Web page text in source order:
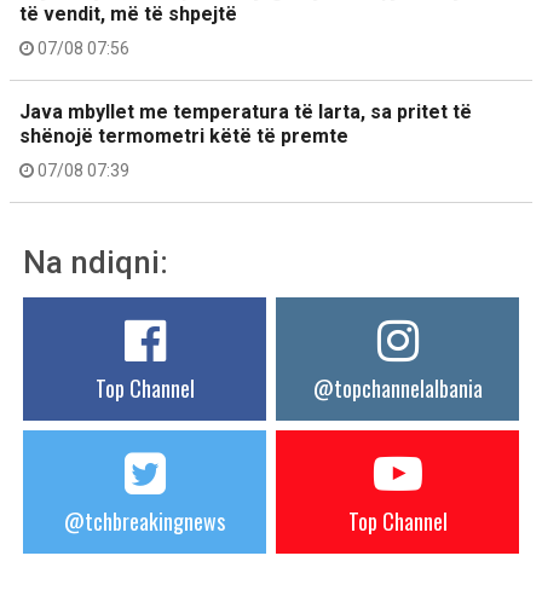
të vendit, më të shpejtë
07/08 07:56
Java mbyllet me temperatura të larta, sa pritet të
shënojë termometri këtë të premte
07/08 07:39
Na ndiqni:
Top Channel @topchannelalbania
@tchbreakingnews Top Channel